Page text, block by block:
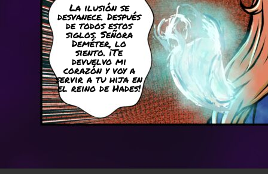
La ilusión se
desvanece. Después
de todos estos
siglos. Señora
Deméter, lo
siento. ¡Te
devuelvo mi
corazón y voy a
servir a tu hija en
el reino de Hades!